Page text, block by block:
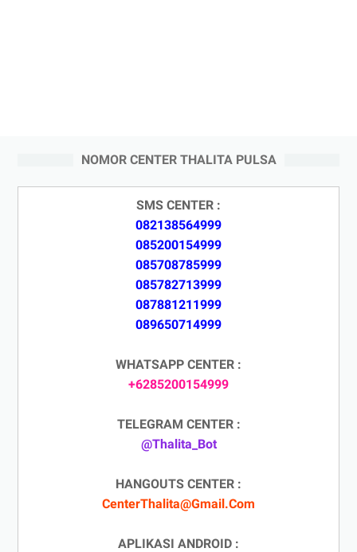
NOMOR CENTER THALITA PULSA
SMS CENTER :
082138564999
085200154999
085708785999
085782713999
087881211999
089650714999
WHATSAPP CENTER :
+6285200154999
TELEGRAM CENTER :
@Thalita_Bot
HANGOUTS CENTER :
CenterThalita@Gmail.Com
APLIKASI ANDROID :